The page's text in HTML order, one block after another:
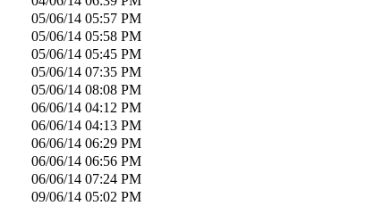
05/06/14 05:57 PM
05/06/14 05:58 PM
05/06/14 05:45 PM
05/06/14 07:35 PM
05/06/14 08:08 PM
06/06/14 04:12 PM
06/06/14 04:13 PM
06/06/14 06:29 PM
06/06/14 06:56 PM
06/06/14 07:24 PM
09/06/14 05:02 PM